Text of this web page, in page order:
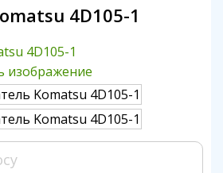
4D105-1
изображение